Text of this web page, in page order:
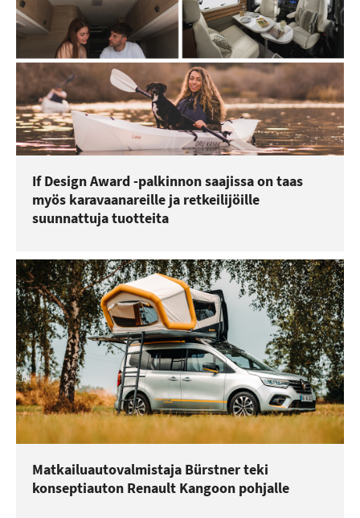
If Design Award -palkinnon saajissa on taas
myös karavaanareille ja retkeilijöille
suunnattuja tuotteita
Matkailuautovalmistaja Bürstner teki
konseptiauton Renault Kangoon pohjalle